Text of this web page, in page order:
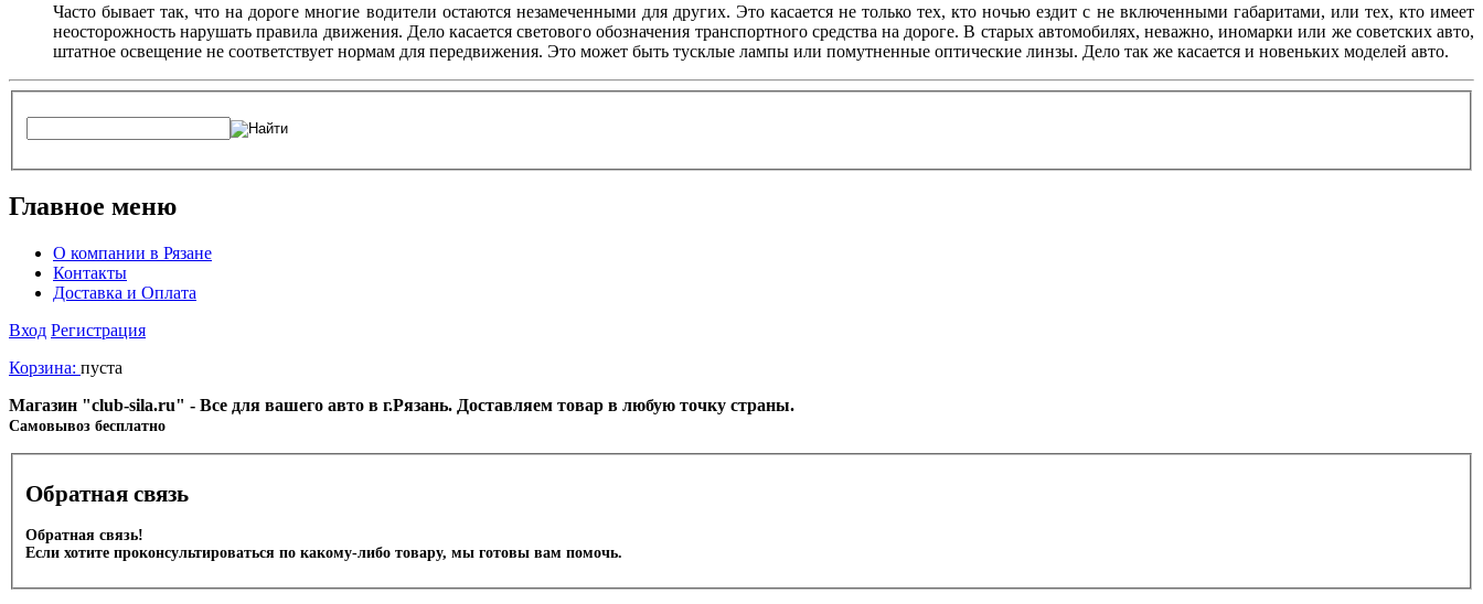
Часто бывает так, что на дороге многие водители остаются незамеченными для других. Это касается не только тех, кто ночью ездит с не включенными габаритами, или тех, кто имеет
неосторожность нарушать правила движения. Дело касается светового обозначения транспортного средства на дороге. В старых автомобилях, неважно, иномарки или же советских авто,
штатное освещение не соответствует нормам для передвижения. Это может быть тусклые лампы или помутненные оптические линзы. Дело так же касается и новеньких моделей авто.
Главное меню
О компании в Рязане
Контакты
Доставка и Оплата
Вход Регистрация
Корзина: пуста
Магазин "club-sila.ru" - Все для вашего авто в г.Рязань. Доставляем товар в любую точку страны.
Cамовывоз бесплатно
Обратная связь
Обратная связь!
Если хотите проконсультироваться по какому-либо товару, мы готовы вам помочь.